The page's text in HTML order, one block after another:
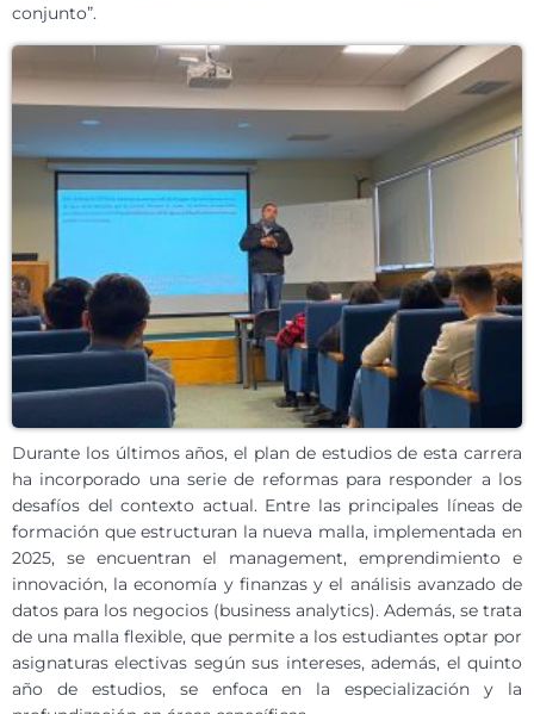
conjunto”.
Durante los últimos años, el plan de estudios de esta carrera
ha incorporado una serie de reformas para responder a los
desafíos del contexto actual. Entre las principales líneas de
formación que estructuran la nueva malla, implementada en
2025, se encuentran el management, emprendimiento e
innovación, la economía y finanzas y el análisis avanzado de
datos para los negocios (business analytics). Además, se trata
de una malla flexible, que permite a los estudiantes optar por
asignaturas electivas según sus intereses, además, el quinto
año de estudios, se enfoca en la especialización y la